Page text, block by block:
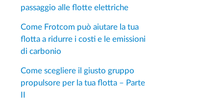
passaggio alle flotte elettriche
Come Frotcom può aiutare la tua
flotta a ridurre i costi e le emissioni
di carbonio
Come scegliere il giusto gruppo
propulsore per la tua flotta – Parte